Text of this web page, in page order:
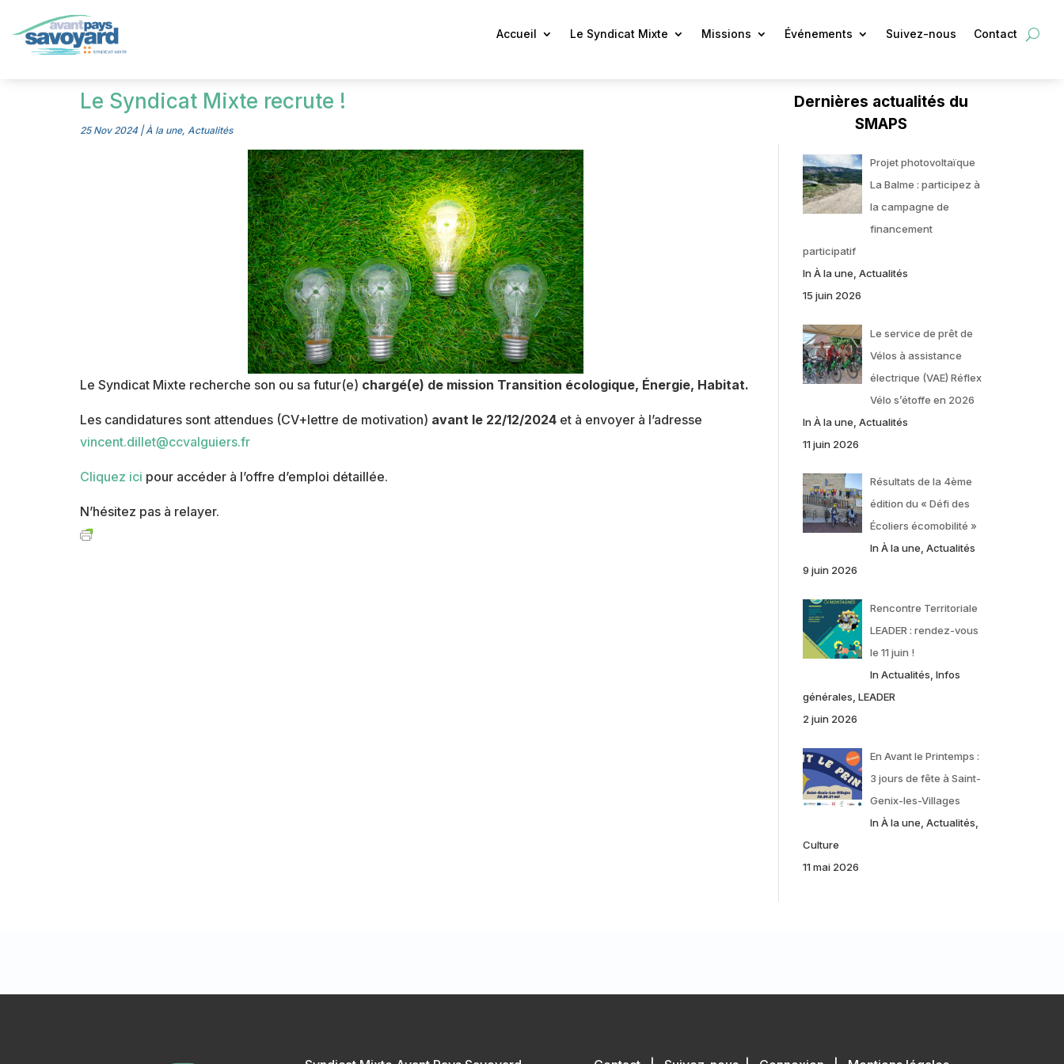
Accueil Le Syndicat Mixte Missions Événements Suivez-nous Contact
Le Syndicat Mixte recrute !
25 Nov 2024|À la une, Actualités
Le Syndicat Mixte recherche son ou sa futur(e) chargé(e) de mission Transition écologique, Énergie, Habitat.
Les candidatures sont attendues (CV+lettre de motivation) avant le 22/12/2024et à envoyer à l’adresse
vincent.dillet@ccvalguiers.fr
Cliquez ici pour accéder à l’offre d’emploi détaillée.
N’hésitez pas à relayer.
Dernières actualités du
SMAPS
Projet photovoltaïque
La Balme : participez à
la campagne de
financement
participatif
In À la une, Actualités
15 juin 2026
Le service de prêt de
Vélos à assistance
électrique (VAE) Réflex
Vélo s’étoffe en 2026
In À la une, Actualités
11 juin 2026
Résultats de la 4ème
édition du « Défi des
Écoliers écomobilité »
In À la une, Actualités
9 juin 2026
Rencontre Territoriale
LEADER : rendez-vous
le 11 juin !
In Actualités, Infos
générales, LEADER
2 juin 2026
En Avant le Printemps :
3 jours de fête à Saint-
Genix-les-Villages
In À la une, Actualités,
Culture
11 mai 2026